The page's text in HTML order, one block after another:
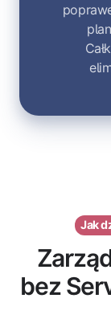
Jak
bez